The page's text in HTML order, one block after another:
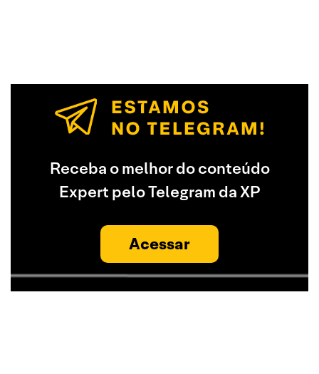
Receba o melhor do conteúdo
Expert pelo Telegram da XP
Acessar